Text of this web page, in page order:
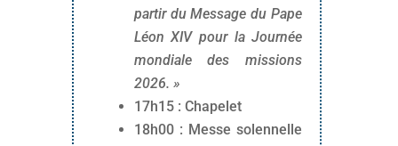
partir du Message du Pape
Léon XIV pour la Journée
mondiale des missions
2026. »
17h15 : Chapelet
18h00 : Messe solennelle